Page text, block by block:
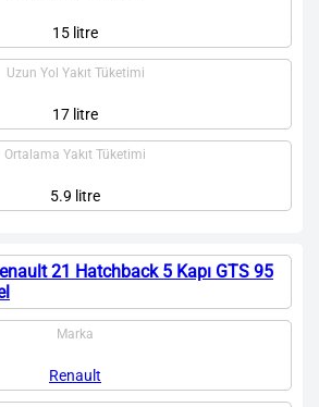
15 litre
Uzun Yol Yakıt Tüketimi
17 litre
Ortalama Yakıt Tüketimi
5.9 litre
21 Hatchback 5 Kapı GTS 95
Marka
Renault